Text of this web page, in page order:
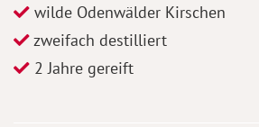
wilde Odenwälder Kirschen
zweifach destilliert
2 Jahre gereift